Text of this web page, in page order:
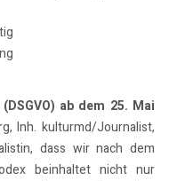
ab dem 25. Mai
Inh. kulturmd/Journalist,
dass wir nach dem
beinhaltet nicht nur